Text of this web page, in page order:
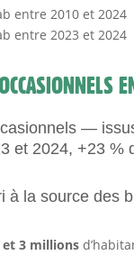
entre 2010 et 2024
entre 2023 et 2024
—
et 2024, +23 %
à la source des
et 3 millions